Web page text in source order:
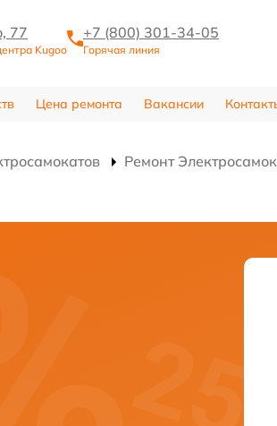
77
Kugoo
+7 (800) 301-34-05
Горячая линия
Цена ремонта Вакансии
Ремонт